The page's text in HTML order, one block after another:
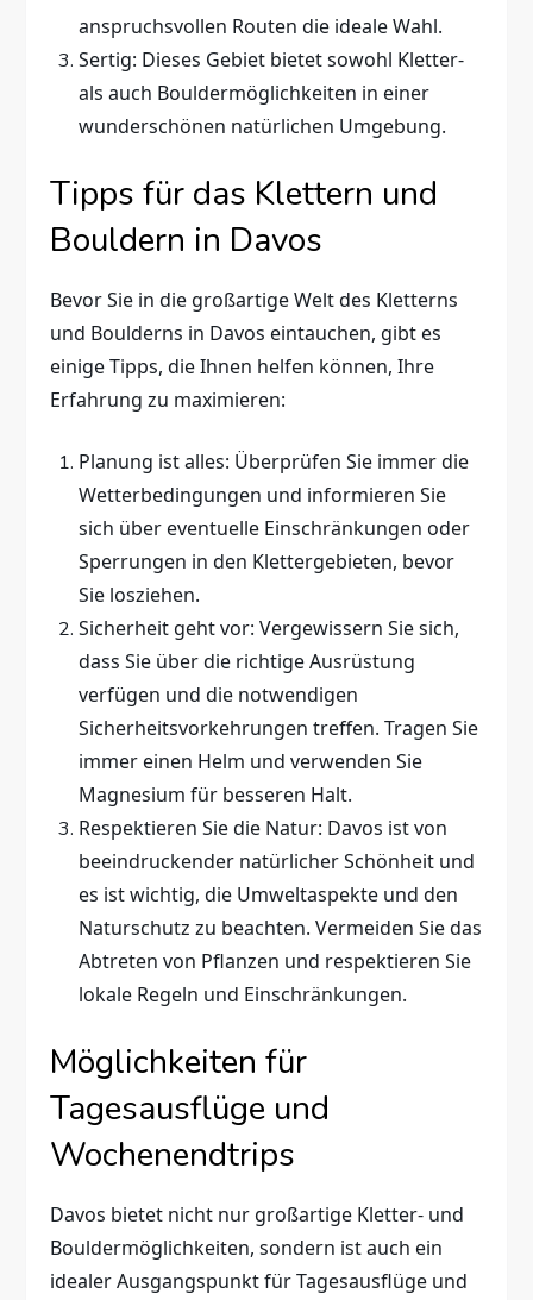
anspruchsvollen Routen die ideale Wahl.
Sertig: Dieses Gebiet bietet sowohl Kletter-
als auch Bouldermöglichkeiten in einer
wunderschönen natürlichen Umgebung.
Tipps für das Klettern und
Bouldern in Davos
Bevor Sie in die großartige Welt des Kletterns
und Boulderns in Davos eintauchen, gibt es
einige Tipps, die Ihnen helfen können, Ihre
Erfahrung zu maximieren:
Planung ist alles: Überprüfen Sie immer die
Wetterbedingungen und informieren Sie
sich über eventuelle Einschränkungen oder
Sperrungen in den Klettergebieten, bevor
Sie losziehen.
Sicherheit geht vor: Vergewissern Sie sich,
dass Sie über die richtige Ausrüstung
verfügen und die notwendigen
Sicherheitsvorkehrungen treffen. Tragen Sie
immer einen Helm und verwenden Sie
Magnesium für besseren Halt.
Respektieren Sie die Natur: Davos ist von
beeindruckender natürlicher Schönheit und
es ist wichtig, die Umweltaspekte und den
Naturschutz zu beachten. Vermeiden Sie das
Abtreten von Pflanzen und respektieren Sie
lokale Regeln und Einschränkungen.
Möglichkeiten für
Tagesausflüge und
Wochenendtrips
Davos bietet nicht nur großartige Kletter- und
Bouldermöglichkeiten, sondern ist auch ein
idealer Ausgangspunkt für Tagesausflüge und